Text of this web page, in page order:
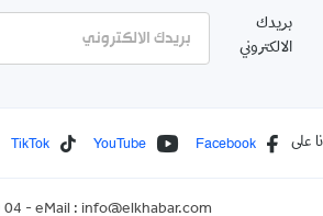
بريدك
الالكتروني
على Facebook
YouTube
TikTok
04 - eMail : info@elkhabar.com